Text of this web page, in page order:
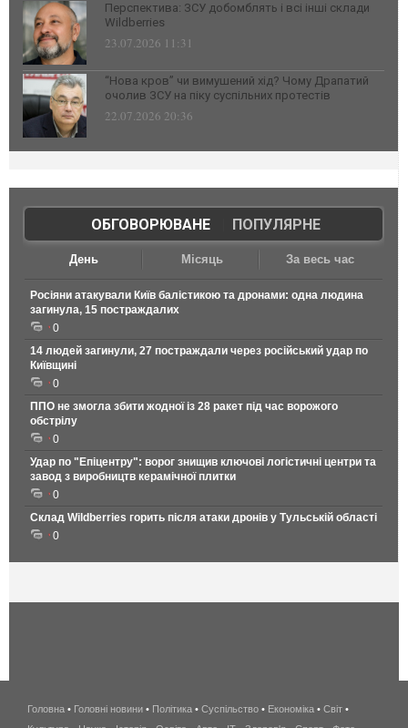
Перспектива: ЗСУ добомблять і всі інші склади
Wildberries
23.07.2026 11:31
“Нова кров” чи вимушений хід? Чому Драпатий
очолив ЗСУ на піку суспільних протестів
22.07.2026 20:36
ОБГОВОРЮВАНЕ| ПОПУЛЯРНЕ
День Місяць За весь час
Росіяни атакували Київ балістикою та дронами: одна людина
загинула, 15 постраждалих
0
14 людей загинули, 27 постраждали через російський удар по
Київщині
0
ППО не змогла збити жодної із 28 ракет під час ворожого
обстрілу
0
Удар по "Епіцентру": ворог знищив ключові логістичні центри та
завод з виробництв керамічної плитки
0
Склад Wildberries горить після атаки дронів у Тульській області
0
беспроводной
Головна • Головні новини • Політика • Суспільство • Економіка • Світ •